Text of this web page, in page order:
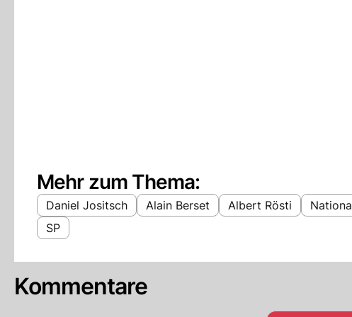
Mehr zum Thema:
Daniel Jositsch Alain Berset Albert Rösti
SP
Kommentare